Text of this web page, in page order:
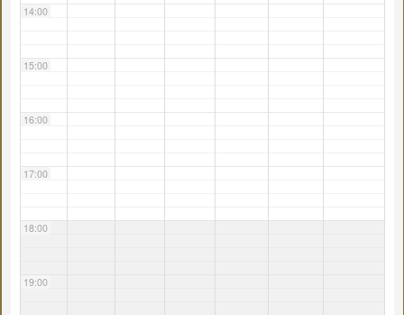
14:00
15:00
16:00
17:00
18:00
19:00